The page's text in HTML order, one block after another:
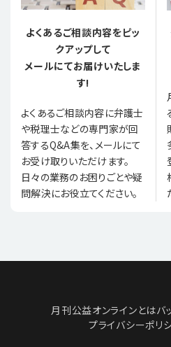
よくあるご相談内容をピッ
クアップして
メールにてお届けいたしま
す!
よくあるご相談内容に弁護士
や税理士などの専門家が回
答するQ&A集を、メールにて
お受け取りいただけます。
日々の業務のお困りごとや疑
問解決にお役立てください。
月刊公益オンラインとはバ
プライバシーポリ